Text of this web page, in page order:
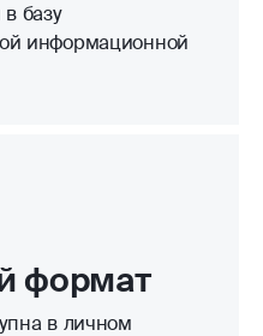
базу
информационной
формат
в личном